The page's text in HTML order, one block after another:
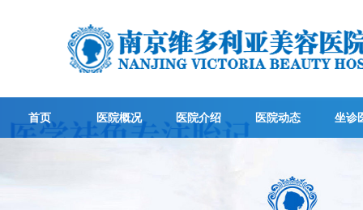
首页 医院概况 医院介绍 医院动态 坐诊